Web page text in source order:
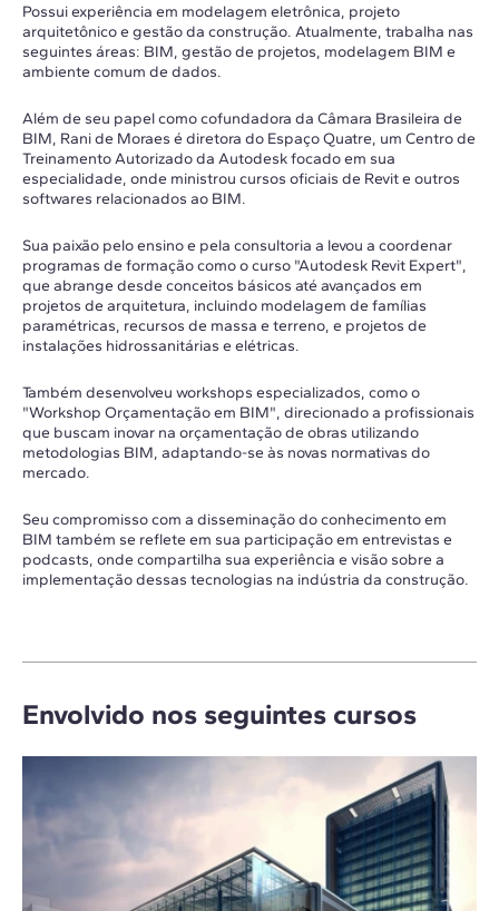
Possui experiência em modelagem eletrônica, projeto
arquitetônico e gestão da construção. Atualmente, trabalha nas
seguintes áreas: BIM, gestão de projetos, modelagem BIM e
ambiente comum de dados.
Além de seu papel como cofundadora da Câmara Brasileira de
BIM, Rani de Moraes é diretora do Espaço Quatre, um Centro de
Treinamento Autorizado da Autodesk focado em sua
especialidade, onde ministrou cursos oficiais de Revit e outros
softwares relacionados ao BIM.
Sua paixão pelo ensino e pela consultoria a levou a coordenar
programas de formação como o curso "Autodesk Revit Expert",
que abrange desde conceitos básicos até avançados em
projetos de arquitetura, incluindo modelagem de famílias
paramétricas, recursos de massa e terreno, e projetos de
instalações hidrossanitárias e elétricas.
Também desenvolveu workshops especializados, como o
"Workshop Orçamentação em BIM", direcionado a profissionais
que buscam inovar na orçamentação de obras utilizando
metodologias BIM, adaptando-se às novas normativas do
mercado.
Seu compromisso com a disseminação do conhecimento em
BIM também se reflete em sua participação em entrevistas e
podcasts, onde compartilha sua experiência e visão sobre a
implementação dessas tecnologias na indústria da construção.
Envolvido nos seguintes cursos